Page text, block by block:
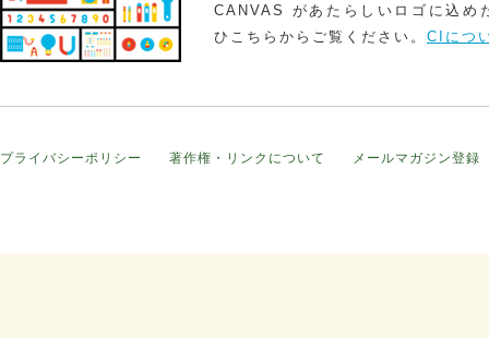
CANVAS があたらしいロゴに込め
ひこちらからご覧ください。 CIにつ
プライバシーポリシー 著作権・リンクについて メールマガジン登録